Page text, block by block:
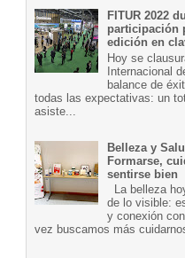
FITUR 2022
participación
edición en
Hoy se
Internacional
balance de
todas las expectativas: un
asiste...
Belleza y
Formarse,
sentirse bien
La belleza
de lo visible:
y conexión
vez buscamos más